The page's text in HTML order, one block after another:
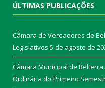
ÚLTIMAS PUBLICAÇÕES
Câmara de Vereadores de
Legislativos 5 de agosto de
Câmara Municipal de
Ordinária do Primeiro